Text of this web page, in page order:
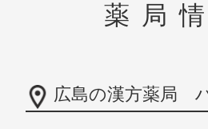
薬局
広島の漢方薬局